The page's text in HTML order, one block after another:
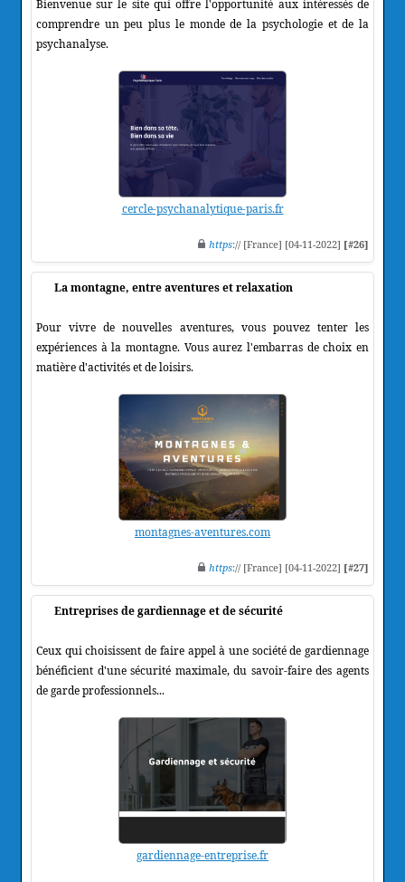
Bienvenue sur le site qui offre l'opportunité aux intéressés de
comprendre un peu plus le monde de la psychologie et de la
psychanalyse.
cercle-psychanalytique-paris.fr
https:// [France] [04-11-2022] [#26]
La montagne, entre aventures et relaxation
Pour vivre de nouvelles aventures, vous pouvez tenter les
expériences à la montagne. Vous aurez l'embarras de choix en
matière d'activités et de loisirs.
montagnes-aventures.com
https:// [France] [04-11-2022] [#27]
Entreprises de gardiennage et de sécurité
Ceux qui choisissent de faire appel à une société de gardiennage
bénéficient d'une sécurité maximale, du savoir-faire des agents
de garde professionnels...
gardiennage-entreprise.fr